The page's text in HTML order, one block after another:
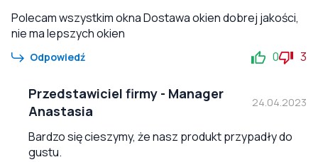
Polecam wszystkim okna Dostawa okien dobrej jakości,
nie ma lepszych okien
Odpowiedź 0 3
Przedstawiciel firmy - Manager
Anastasia
24.04.2023
Bardzo się cieszymy, że nasz produkt przypadły do
gustu.